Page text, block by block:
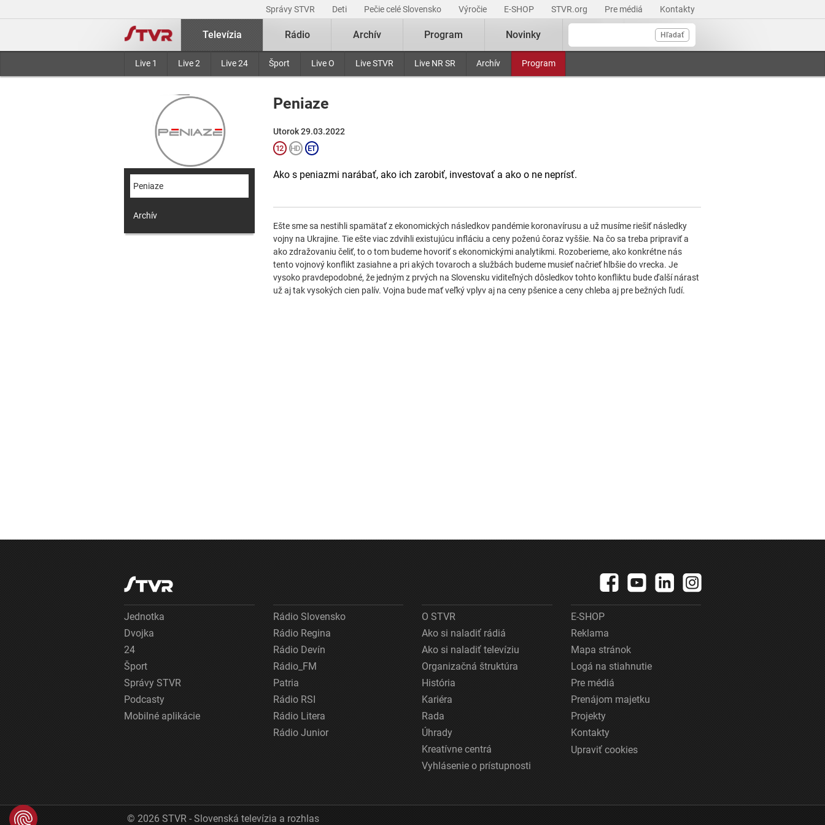
Správy STVR Deti Pečie celé Slovensko Výročie E-SHOP STVR.org Pre médiá Kontakty
Hľadať
Televízia
Live 1 Live 2 Live 24 Šport Live O Live STVR Live NR SR Archív Program
Rádio Archív Program Novinky
Peniaze
Archív
Peniaze
Utorok 29.03.2022
Ako s peniazmi narábať, ako ich zarobiť, investovať a ako o ne neprísť.
Ešte sme sa nestihli spamätať z ekonomických následkov pandémie koronavírusu a už musíme riešiť následky
vojny na Ukrajine. Tie ešte viac zdvihli existujúcu infláciu a ceny poženú čoraz vyššie. Na čo sa treba pripraviť a
ako zdražovaniu čeliť, to o tom budeme hovoriť s ekonomickými analytikmi. Rozoberieme, ako konkrétne nás
tento vojnový konflikt zasiahne a pri akých tovaroch a službách budeme musieť načrieť hlbšie do vrecka. Je
vysoko pravdepodobné, že jedným z prvých na Slovensku viditeľných dôsledkov tohto konfliktu bude ďalší nárast
už aj tak vysokých cien palív. Vojna bude mať veľký vplyv aj na ceny pšenice a ceny chleba aj pre bežných ľudí.
Jednotka
Dvojka
24
Šport
Správy STVR
Podcasty
Mobilné aplikácie
Rádio Slovensko
Rádio Regina
Rádio Devín
Rádio_FM
Patria
Rádio RSI
Rádio Litera
Rádio Junior
O STVR
Ako si naladiť rádiá
Ako si naladiť televíziu
Organizačná štruktúra
História
Kariéra
Rada
Úhrady
Kreatívne centrá
Vyhlásenie o prístupnosti
E-SHOP
Reklama
Mapa stránok
Logá na stiahnutie
Pre médiá
Prenájom majetku
Projekty
Kontakty
Upraviť cookies
© 2026 STVR - Slovenská televízia a rozhlas